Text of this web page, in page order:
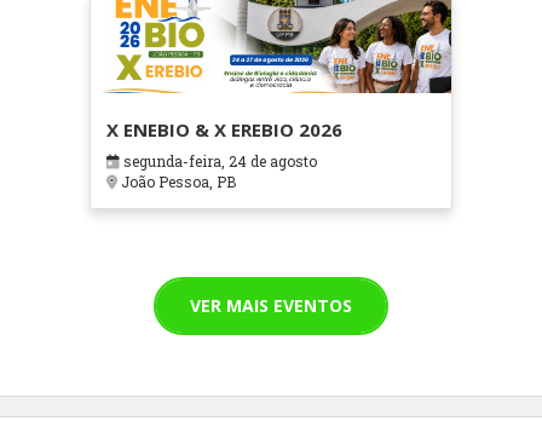
X ENEBIO & X EREBIO 2026
segunda-feira, 24 de agosto
João Pessoa, PB
VER MAIS EVENTOS